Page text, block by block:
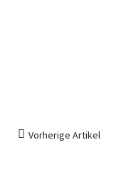
Vorherige Artikel